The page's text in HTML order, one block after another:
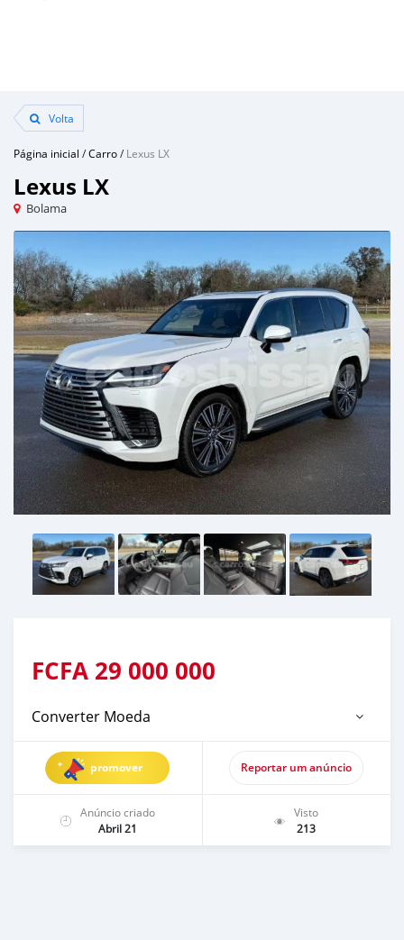
Volta
Página inicial /Carro/Lexus LX
Lexus LX
Bolama
FCFA 29 000 000
Converter Moeda
promover Reportar um anúncio
Anúncio criado
Abril 21
Visto
213